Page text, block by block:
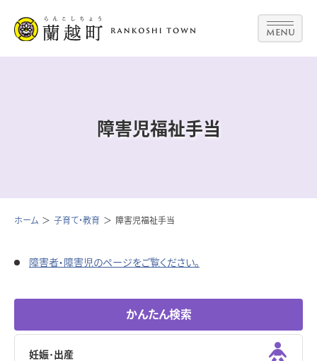
MENU
障害児福祉手当
ホーム 子育て・教育 障害児福祉手当
障害者・障害児のページをご覧ください。
かんたん検索
妊娠･出産